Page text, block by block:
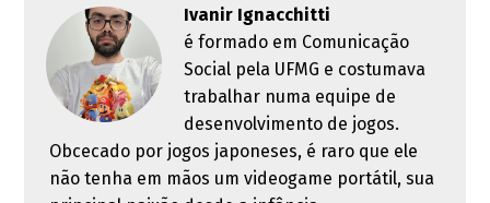
Ivanir Ignacchitti
é formado em Comunicação
Social pela UFMG e costumava
trabalhar numa equipe de
desenvolvimento de jogos.
Obcecado por jogos japoneses, é raro que ele
não tenha em mãos um videogame portátil, sua